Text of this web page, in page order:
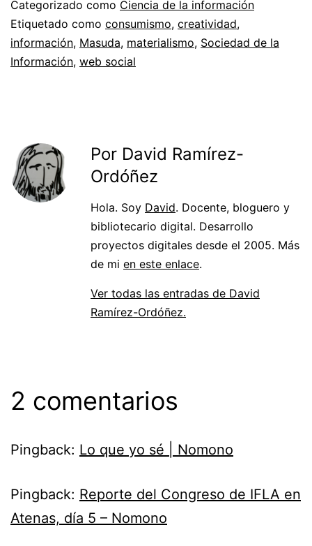
Categorizado como Ciencia de la información
Etiquetado como consumismo, creatividad,
información, Masuda, materialismo, Sociedad de la
Información, web social
Por David Ramírez-
Ordóñez
Hola. Soy David. Docente, bloguero y
bibliotecario digital. Desarrollo
proyectos digitales desde el 2005. Más
de mi en este enlace.
Ver todas las entradas de David
Ramírez-Ordóñez.
2 comentarios
Pingback: Lo que yo sé | Nomono
Pingback: Reporte del Congreso de IFLA en
Atenas, día 5 – Nomono